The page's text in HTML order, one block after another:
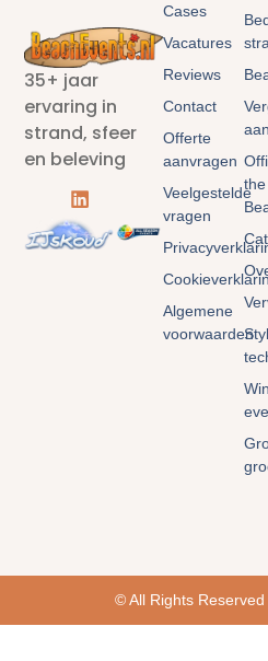
35+ jaar
ervaring in
strand, sfeer
en beleving
the
Cases
Vacatures
Reviews
Contact
Offerte
aanvragen
Veelgestelde
vragen
Algemene
voorwaarden
© All Rights